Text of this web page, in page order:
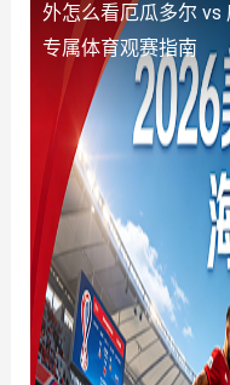
外怎么看厄瓜多尔 vs
专属体育观赛指南